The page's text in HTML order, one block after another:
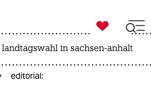
ich
ich

taz zahl ich
landtagswahl in sachsen-anhalt
editorial: